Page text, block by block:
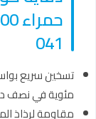
041
مئوية في نصف